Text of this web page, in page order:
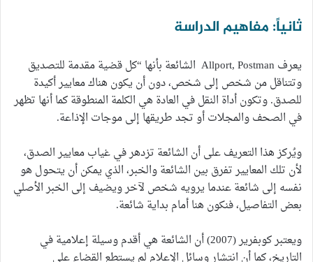
ثانياً: مفاهيم الدراسة
يعرف Allport, Postman الشائعة بأنها “كل قضية مقدمة للتصديق
وتتناقل من شخص إلى شخص، دون أن يكون هناك معايير أكيدة
للصدق. وتكون أداة النقل في العادة هي الكلمة المنطوقة كما أنها تظهر
في الصحف والمجلات أو تجد طريقها إلى موجات الإذاعة.
ويُركز هذا التعريف على أن الشائعة تزدهر في غياب معايير الصدق،
لأن تلك المعايير تفرق بين الشائعة والخبر، الذي يمكن أن يتحول هو
نفسه إلى شائعة عندما يرويه شخص لآخر ويضيف إلى الخبر الأصلي
بعض التفاصيل، فنكون هنا أمام بداية شائعة.
ويعتبر كوبفرير (2007) أن الشائعة هي أقدم وسيلة إعلامية في
التاريخ، كما أن انتشار وسائل الإعلام لم يستطع القضاء على